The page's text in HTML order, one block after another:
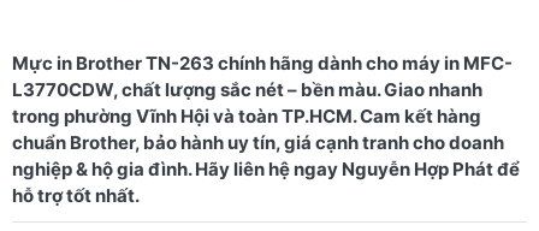
Mực in Brother TN-263 chính hãng dành cho máy in MFC-
L3770CDW, chất lượng sắc nét – bền màu. Giao nhanh
trong phường Vĩnh Hội và toàn TP.HCM. Cam kết hàng
chuẩn Brother, bảo hành uy tín, giá cạnh tranh cho doanh
nghiệp & hộ gia đình. Hãy liên hệ ngay Nguyễn Hợp Phát để